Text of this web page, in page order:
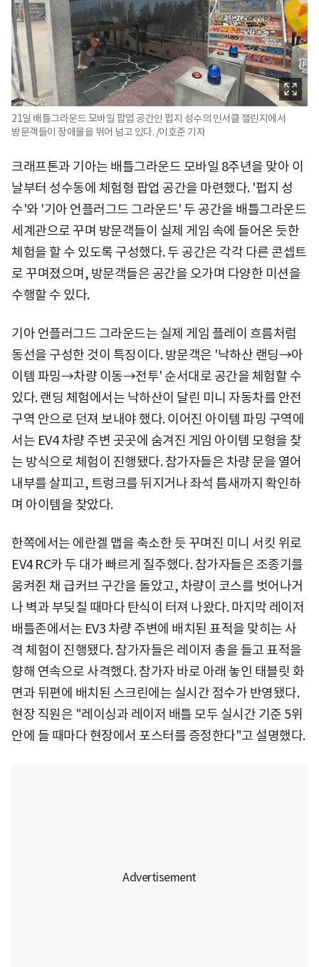
21일 배틀그라운드 모바일 팝업 공간인 펍지 성수의 인서클 챌린지에서
방문객들이 장애물을 뛰어 넘고 있다. /이호준 기자
크래프톤과 기아는 배틀그라운드 모바일 8주년을 맞아 이
날부터 성수동에 체험형 팝업 공간을 마련했다. '펍지 성
수'와 '기아 언플러그드 그라운드' 두 공간을 배틀그라운드
세계관으로 꾸며 방문객들이 실제 게임 속에 들어온 듯한
체험을 할 수 있도록 구성했다. 두 공간은 각각 다른 콘셉트
로 꾸며졌으며, 방문객들은 공간을 오가며 다양한 미션을
수행할 수 있다.
기아 언플러그드 그라운드는 실제 게임 플레이 흐름처럼
동선을 구성한 것이 특징이다. 방문객은 '낙하산 랜딩→아
이템 파밍→차량 이동→전투' 순서대로 공간을 체험할 수
있다. 랜딩 체험에서는 낙하산이 달린 미니 자동차를 안전
구역 안으로 던져 보내야 했다. 이어진 아이템 파밍 구역에
서는 EV4 차량 주변 곳곳에 숨겨진 게임 아이템 모형을 찾
는 방식으로 체험이 진행됐다. 참가자들은 차량 문을 열어
내부를 살피고, 트렁크를 뒤지거나 좌석 틈새까지 확인하
며 아이템을 찾았다.
한쪽에서는 에란겔 맵을 축소한 듯 꾸며진 미니 서킷 위로
EV4 RC카 두 대가 빠르게 질주했다. 참가자들은 조종기를
움켜쥔 채 급커브 구간을 돌았고, 차량이 코스를 벗어나거
나 벽과 부딪칠 때마다 탄식이 터져 나왔다. 마지막 레이저
배틀존에서는 EV3 차량 주변에 배치된 표적을 맞히는 사
격 체험이 진행됐다. 참가자들은 레이저 총을 들고 표적을
향해 연속으로 사격했다. 참가자 바로 아래 놓인 태블릿 화
면과 뒤편에 배치된 스크린에는 실시간 점수가 반영됐다.
현장 직원은 "레이싱과 레이저 배틀 모두 실시간 기준 5위
안에 들 때마다 현장에서 포스터를 증정한다"고 설명했다.